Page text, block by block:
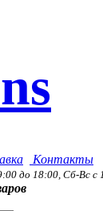
Контакты
до 18:00, Сб-Вс с